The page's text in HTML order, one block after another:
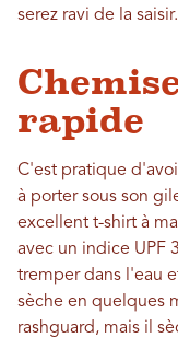
serez ravi de la saisir.
rapide
C'est pratique
à porter sous son
excellent t-shirt à
avec un indice UPF
tremper dans l'eau
sèche en quelques
rashguard, mais il